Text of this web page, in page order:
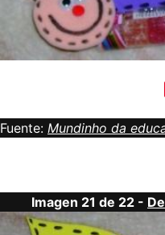
Fuente: Mundinho da
Imagen 21 de 22 -